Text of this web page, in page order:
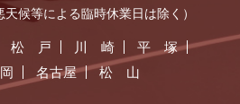
天候等による臨時休業日は除く）
松 戸 川 崎
平 塚
名古屋 松 山